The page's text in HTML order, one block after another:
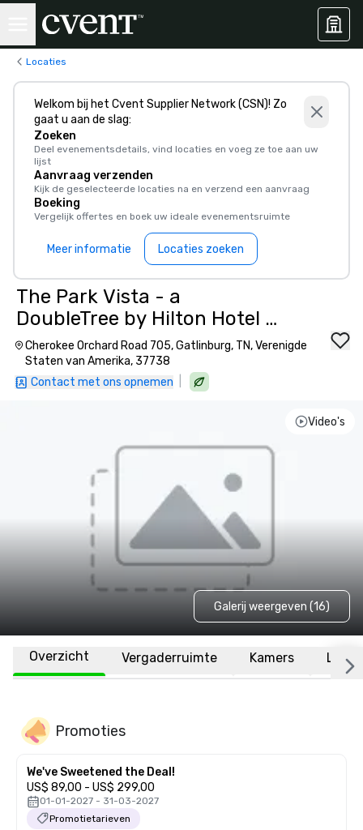
Locaties
Welkom bij het Cvent Supplier Network (CSN)! Zo
gaat u aan de slag:
Zoeken
Deel evenementsdetails, vind locaties en voeg ze toe aan uw
lijst
Aanvraag verzenden
Kijk de geselecteerde locaties na en verzend een aanvraag
Boeking
Vergelijk offertes en boek uw ideale evenementsruimte
Meer informatie Locaties zoeken
The Park Vista - a
DoubleTree by Hilton Hotel -
Gatlinburg
Cherokee Orchard Road 705, Gatlinburg, TN, Verenigde
Staten van Amerika, 37738
Contact met ons opnemen
Video's
Galerij weergeven (16)
Overzicht Vergaderruimte Kamers
Promoties
We've Sweetened the Deal!
US$ 89,00 - US$ 299,00
01-01-2027 - 31-03-2027
Promotietarieven